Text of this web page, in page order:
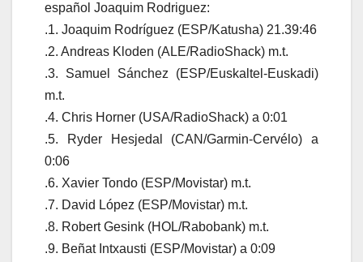
español Joaquim Rodriguez:
.1. Joaquim Rodríguez (ESP/Katusha) 21.39:46
.2. Andreas Kloden (ALE/RadioShack) m.t.
.3. Samuel Sánchez (ESP/Euskaltel-Euskadi)
m.t.
.4. Chris Horner (USA/RadioShack) a 0:01
.5. Ryder Hesjedal (CAN/Garmin-Cervélo) a
0:06
.6. Xavier Tondo (ESP/Movistar) m.t.
.7. David López (ESP/Movistar) m.t.
.8. Robert Gesink (HOL/Rabobank) m.t.
.9. Beñat Intxausti (ESP/Movistar) a 0:09